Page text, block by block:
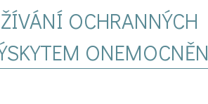
OCHRANNÝCH